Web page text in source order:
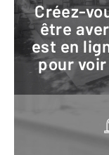
Créez-vous une alerte mail pour
être
est en
pour